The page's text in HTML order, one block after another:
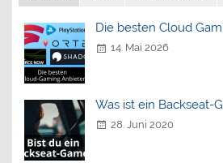
Die besten Cloud
14. Mai 2026
Was ist ein Backseat-
28. Juni 2020